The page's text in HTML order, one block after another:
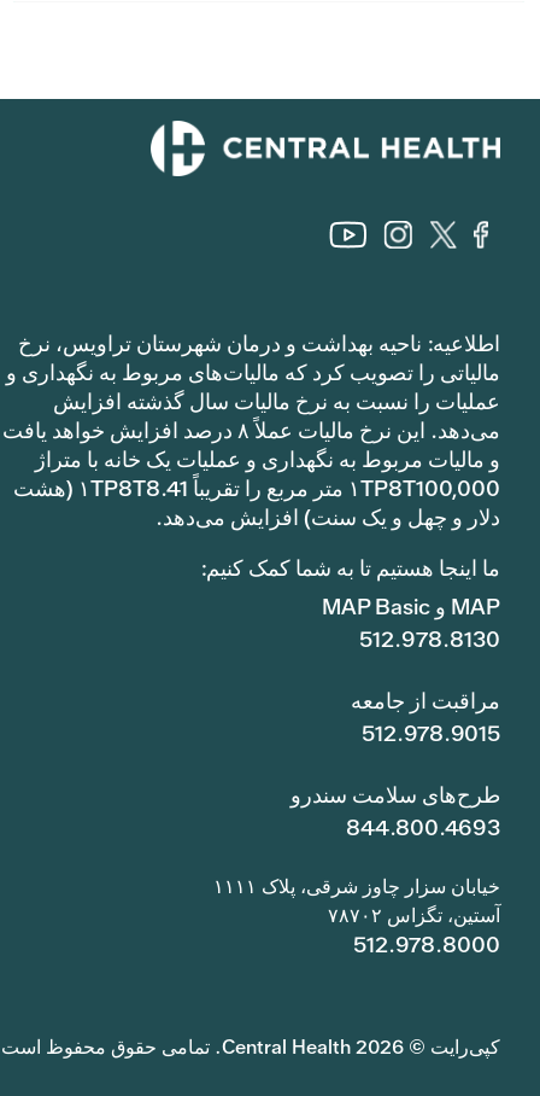
اطلاعیه: ناحیه بهداشت و درمان شهرستان تراویس، نرخ
مالیاتی را تصویب کرد که مالیات‌های مربوط به نگهداری و
عملیات را نسبت به نرخ مالیات سال گذشته افزایش
می‌دهد. این نرخ مالیات عملاً ۸ درصد افزایش خواهد یافت
و مالیات مربوط به نگهداری و عملیات یک خانه با متراژ
۱TP8T100,000 متر مربع را تقریباً ۱TP8T8.41 (هشت
دلار و چهل و یک سنت) افزایش می‌دهد.
ما اینجا هستیم تا به شما کمک کنیم:
MAP و MAP Basic
512.978.8130
مراقبت از جامعه
512.978.9015
طرح‌های سلامت سندرو
844.800.4693
خیابان سزار چاوز شرقی، پلاک ۱۱۱۱
آستین، تگزاس ۷۸۷۰۲
512.978.8000
کپی‌رایت © 2026 Central Health. تمامی حقوق محفوظ است.